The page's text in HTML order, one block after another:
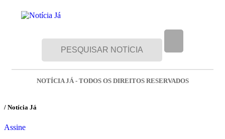
NOTÍCIA JÁ - TODOS OS DIREITOS RESERVADOS
/ Notícia Já
Assine